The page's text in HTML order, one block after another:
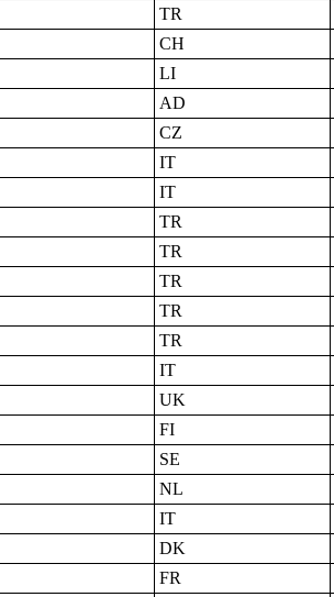
TR
CH
LI
AD
CZ
IT
IT
TR
TR
TR
TR
TR
IT
UK
FI
SE
NL
IT
DK
FR